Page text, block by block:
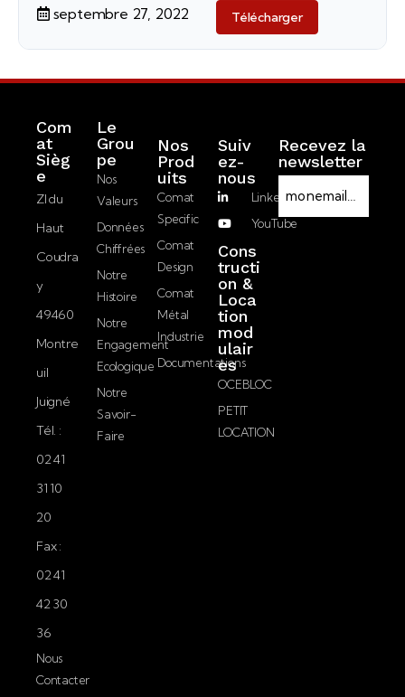
septembre 27, 2022 Télécharger
Com
at
Sièg
e
ZI du
Haut
Coudra
y
49460
Montre
uil
Juigné
Tél. :
02 41
31 10
20
Fax :
02 41
42 30
36
Nous
Contacter
Le
Grou
pe
Nos
Valeurs
Données
Chiffrées
Notre
Histoire
Notre
Engagement
Ecologique
Notre
Savoir-
Faire
Nos
Prod
Uits
Comat
Specific
Comat
Design
Comat
Métal
Industrie
Documentations
Suiv
ez-
nous
LinkedIn
YouTube
Cons
tructi
on &
Loca
tion
mod
ulair
es
OCEBLOC
PETIT
LOCATION
Recevez la
newsletter
-
m
R
G
P